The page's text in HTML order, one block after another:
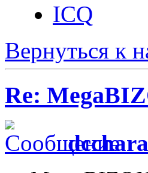
ICQ
Вернуться к
Re: